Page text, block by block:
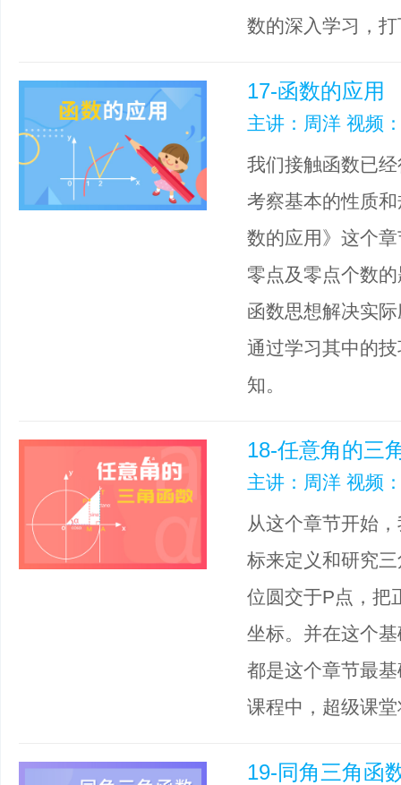
数的深入学习，
17-函数的应用
主讲：周洋 视频
我们接触函数已
考察基本的性质
数的应用》这个
零点及零点个数
函数思想解决实
通过学习其中的
知。
18-任意角的三
主讲：周洋 视频
从这个章节开始
标来定义和研究
位圆交于P点，把
坐标。并在这个
都是这个章节最
课程中，超级课
19-同角三角函